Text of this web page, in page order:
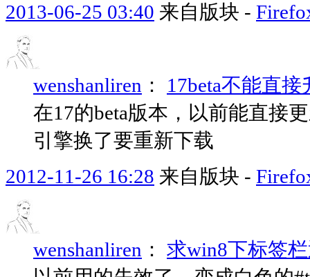
2013-06-25 03:40 来自版块 -
wenshanliren ： 17beta不能直接
在17的beta版本，以前能直接
引擎换了要重新下载
2012-11-26 16:28 来自版块 -
wenshanliren ： 求win8下标签